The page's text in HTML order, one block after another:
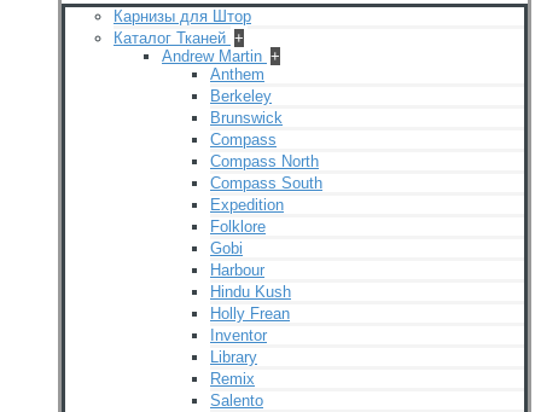
Карнизы для Штор
Каталог Тканей +
Andrew Martin +
Anthem
Berkeley
Brunswick
Compass
Compass North
Compass South
Expedition
Folklore
Gobi
Harbour
Hindu Kush
Holly Frean
Inventor
Library
Remix
Salento